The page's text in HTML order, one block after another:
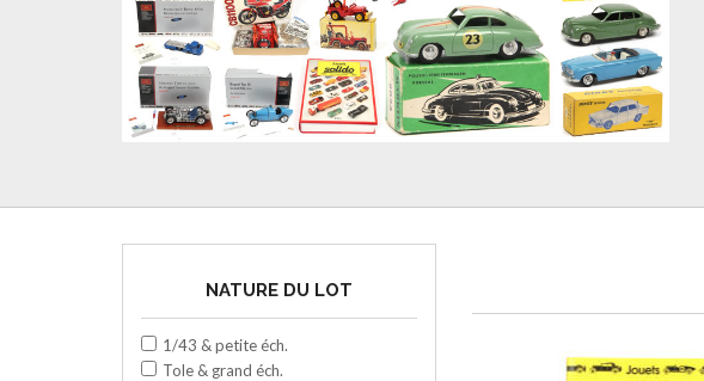
NATURE DU LOT
1/43 & petite éch.
Tole & grand éch.